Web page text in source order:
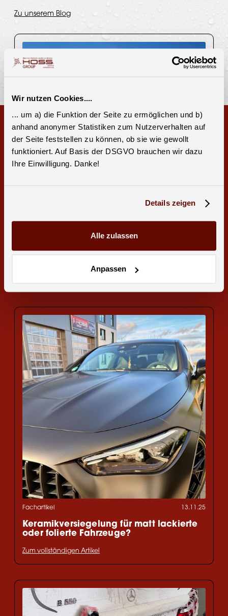
Wir nutzen Cookies....
... um a) die Funktion der Seite zu ermöglichen und b)
anhand anonymer Statistiken zum Nutzerverhalten auf
der Seite feststellen zu können, ob sie wie gewollt
funktioniert. Auf Basis der DSGVO brauchen wir dazu
Ihre Einwilligung. Danke!
Details zeigen
Alle zulassen
Anpassen
Zu unserem Blog
Neues Youtube Video: Jeannes Vario
Fachartikel 13.11.25
Keramikversiegelung für matt lackierte
oder folierte Fahrzeuge?
Zum vollständigen Artikel